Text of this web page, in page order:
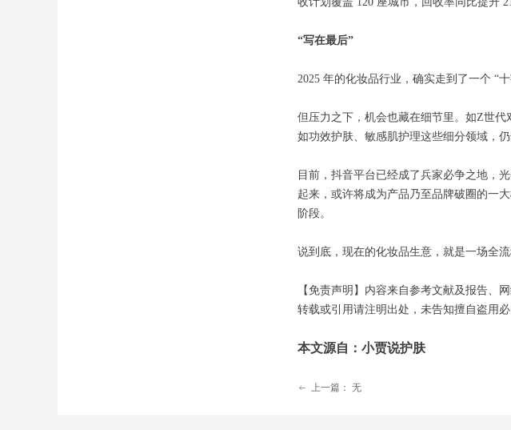
“写在最后”
2025 年的化妆品行业，确实走到了一个 “
但压力之下，机会也藏在细节里。如Z世
如功效护肤、敏感肌护理这些细分领域，
目前，抖音平台已经成了兵家必争之地，
起来，或许将成为产品乃至品牌破圈的一
阶段。
说到底，现在的化妆品生意，就是一场全
【免责声明】内容来自参考文献及报告、
转载或引用请注明出处，未告知擅自盗用必
本文源自：小贾说护肤
ꂃ 上一篇： 无